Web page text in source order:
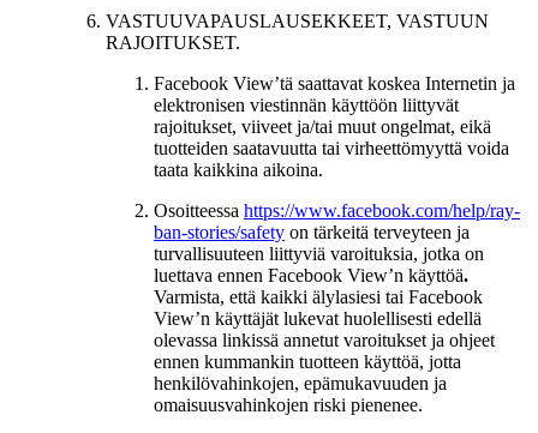
VASTUUVAPAUSLAUSEKKEET, VASTUUN
RAJOITUKSET.
Facebook View’tä saattavat koskea Internetin ja
elektronisen viestinnän käyttöön liittyvät
rajoitukset, viiveet ja/tai muut ongelmat, eikä
tuotteiden saatavuutta tai virheettömyyttä voida
taata kaikkina aikoina.
Osoitteessa https://www.facebook.com/help/ray-
ban-stories/safety on tärkeitä terveyteen ja
turvallisuuteen liittyviä varoituksia, jotka on
luettava ennen Facebook View’n käyttöä.
Varmista, että kaikki älylasiesi tai Facebook
View’n käyttäjät lukevat huolellisesti edellä
olevassa linkissä annetut varoitukset ja ohjeet
ennen kummankin tuotteen käyttöä, jotta
henkilövahinkojen, epämukavuuden ja
omaisuusvahinkojen riski pienenee.